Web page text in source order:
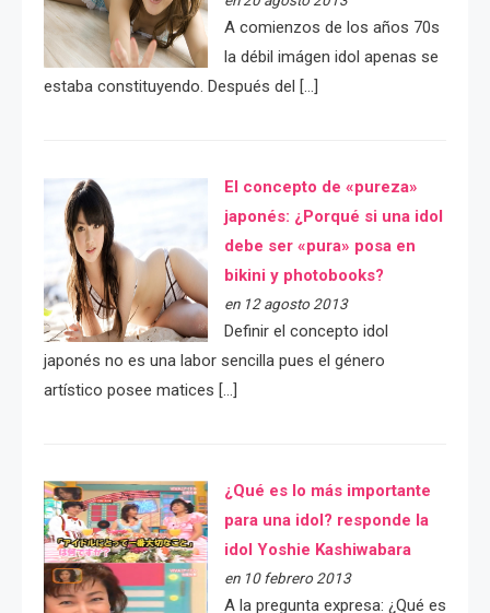
A comienzos de los años 70s
la débil imágen idol apenas se
estaba constituyendo. Después del […]
El concepto de «pureza»
japonés: ¿Porqué si una idol
debe ser «pura» posa en
bikini y photobooks?
en 12 agosto 2013
Definir el concepto idol
japonés no es una labor sencilla pues el género
artístico posee matices […]
¿Qué es lo más importante
para una idol? responde la
idol Yoshie Kashiwabara
en 10 febrero 2013
A la pregunta expresa: ¿Qué es